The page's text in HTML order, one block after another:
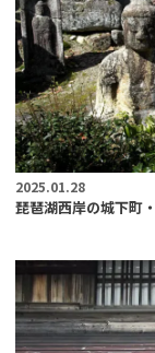
2025.01.28
琵琶湖西岸の城下町